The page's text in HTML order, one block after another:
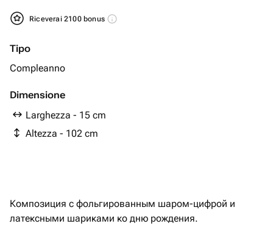
Riceverai 2100 bonus
Tipo
Compleanno
Dimensione
Larghezza - 15 cm
Altezza - 102 cm
Композиция с фольгированным шаром-цифрой и
латексными шариками ко дню рождения.